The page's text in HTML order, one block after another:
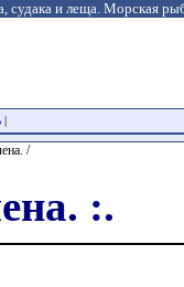
судака и леща. Морская
/
:.